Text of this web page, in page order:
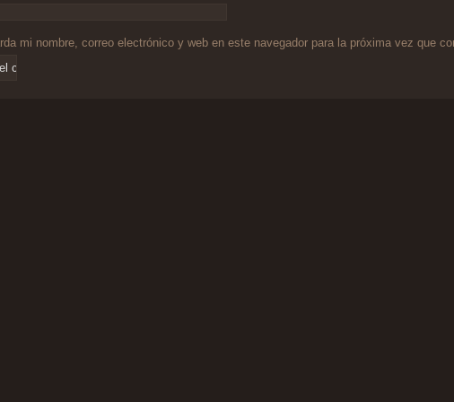
mi nombre, correo electrónico y web en este navegador para la próxima vez que